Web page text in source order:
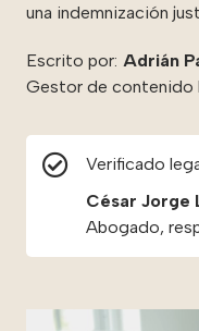
una indemnización
Escrito por: Adrián
Gestor de contenido
Verificado
César Jorge
Abogado,